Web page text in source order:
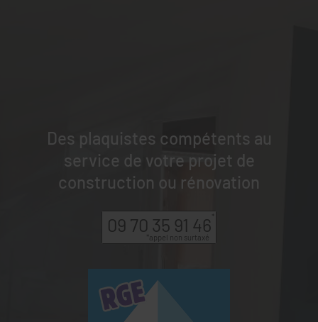
Des plaquistes compétents au
service de votre projet de
construction ou rénovation
09 70 35 91 46